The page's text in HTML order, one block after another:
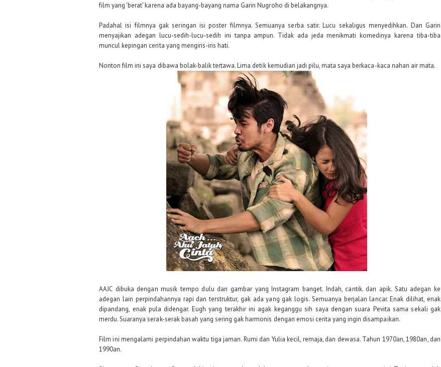
film yang 'berat' karena ada bayang-bayang nama Garin Nugroho di belakangnya.
Padahal isi filmnya gak seringan isi poster filmnya. Semuanya serba satir. Lucu sekaligus menyedihkan. Dan Garin
menyajikan adegan lucu-sedih-lucu-sedih ini tanpa ampun. Tidak ada jeda menikmati komedinya karena tiba-tiba
muncul kepingan cerita yang mengiris-iris hati.
Nonton film ini saya dibawa bolak-balik tertawa. Lima detik kemudian jadi pilu, mata saya berkaca-kaca nahan air mata.
AAJC dibuka dengan musik tempo dulu dan gambar yang Instagram banget. Indah, cantik. dan apik. Satu adegan ke
adegan lain perpindahannya rapi dan terstruktur, gak ada yang gak logis. Semuanya berjalan lancar. Enak dilihat, enak
dipandang, enak pula didengar. Eugh yang terakhir ini agak keganggu sih saya dengan suara Pevita sama sekali gak
merdu. Suaranya serak-serak basah yang sering gak harmonis dengan emosi cerita yang ingin disampaikan.
Film ini mengalami perpindahan waktu tiga jaman. Rumi dan Yulia kecil, remaja, dan dewasa. Tahun 1970an, 1980an, dan
1990an.